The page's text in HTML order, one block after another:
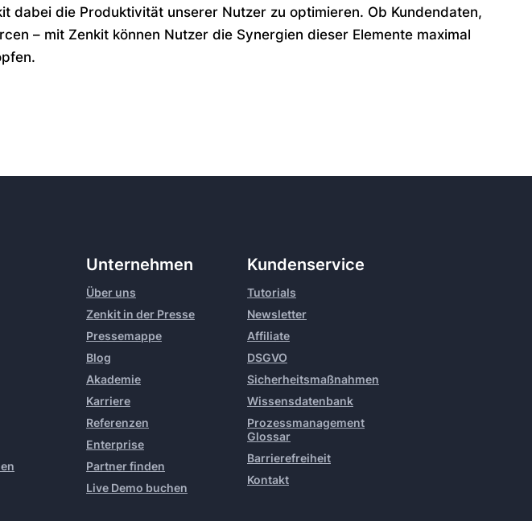
die Produktivität unserer Nutzer zu optimieren. Ob Kundendaten,
– mit Zenkit können Nutzer die Synergien dieser Elemente maximal
Unternehmen
Über uns
Zenkit in der Presse
Pressemappe
Blog
Akademie
Karriere
Referenzen
Enterprise
Partner finden
Live Demo buchen
Kundenservice
Tutorials
Newsletter
Affiliate
DSGVO
Sicherheitsmaßnahmen
Wissensdatenbank
Prozessmanagement
Glossar
Barrierefreiheit
Kontakt